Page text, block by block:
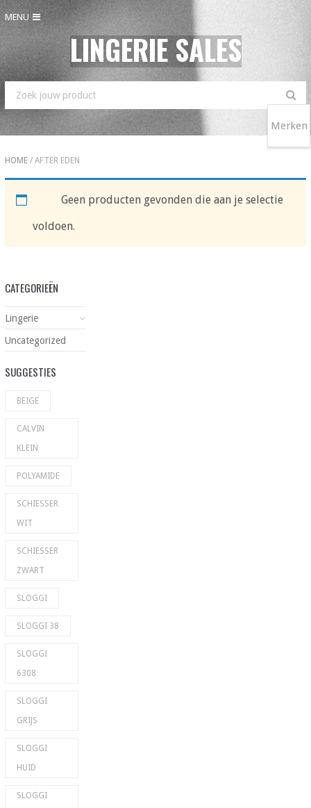
MENU
LINGERIE SALES
HOME/ AFTER EDEN
Geen producten gevonden die aan je selectie
voldoen.
CATEGORIEËN
Lingerie
Uncategorized
SUGGESTIES
BEIGE
CALVIN
KLEIN
POLYAMIDE
SCHIESSER
WIT
SCHIESSER
ZWART
SLOGGI
SLOGGI 38
SLOGGI
6308
SLOGGI
GRIJS
SLOGGI
HUID
SLOGGI
Merken